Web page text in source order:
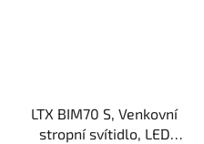
LTX BIM70 S, Venkovní
stropní svítidlo, LED